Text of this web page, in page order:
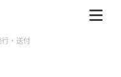
行・送付